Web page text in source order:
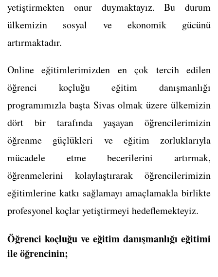
yetiştirmekten onur duymaktayız. Bu durum
ülkemizin sosyal ve ekonomik gücünü
artırmaktadır.
Online eğitimlerimizden en çok tercih edilen
öğrenci koçluğu eğitim danışmanlığı
programımızla başta Sivas olmak üzere ülkemizin
dört bir tarafında yaşayan öğrencilerimizin
öğrenme güçlükleri ve eğitim zorluklarıyla
mücadele etme becerilerini artırmak,
öğrenmelerini kolaylaştırarak öğrencilerimizin
eğitimlerine katkı sağlamayı amaçlamakla birlikte
profesyonel koçlar yetiştirmeyi hedeflemekteyiz.
Öğrenci koçluğu ve eğitim danışmanlığı eğitimi
ile öğrencinin;